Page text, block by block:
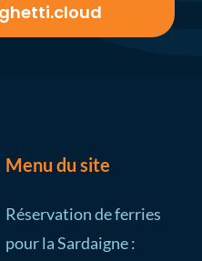
Menu du site
Réservation de ferries
pour la Sardaigne :